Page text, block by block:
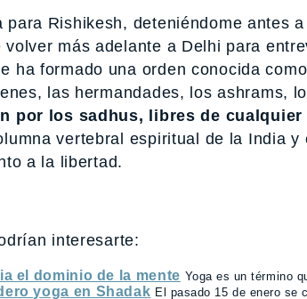
para Rishikesh, deteniéndome antes
volver más adelante a Delhi para
ha formado una orden conocida
las hermandades, los ashrams,
por los sadhus, libres de
vertebral espiritual de la India
a la libertad.
interesarte:
el dominio de la mente Yoga es un término
yoga en Shadak El pasado 15 de enero se